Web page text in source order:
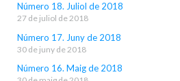
Número 18. Juliol de 2018
27 de juliol de 2018
Número 17. Juny de 2018
30 de juny de 2018
Número 16. Maig de 2018